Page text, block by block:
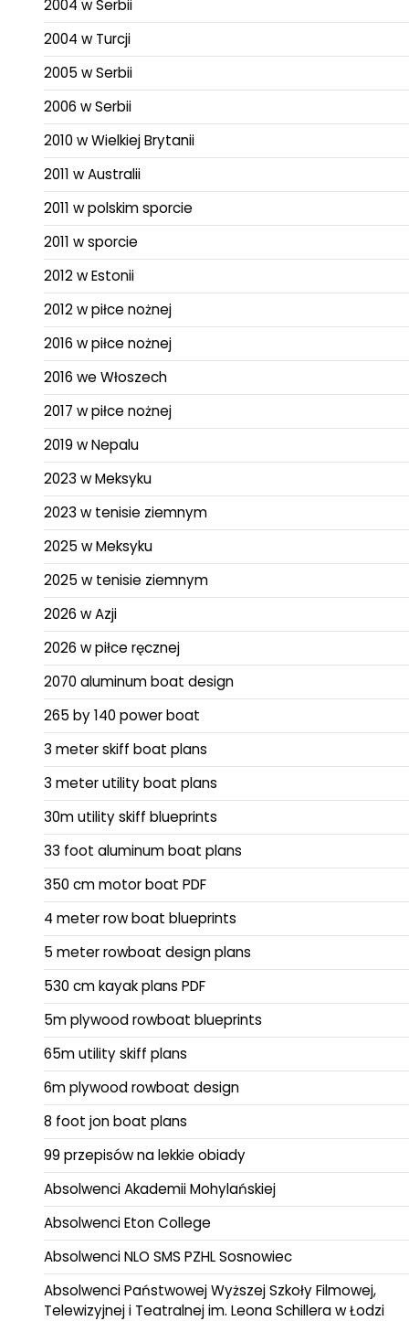
2004 w Serbii
2004 w Turcji
2005 w Serbii
2006 w Serbii
2010 w Wielkiej Brytanii
2011 w Australii
2011 w polskim sporcie
2011 w sporcie
2012 w Estonii
2012 w piłce nożnej
2016 w piłce nożnej
2016 we Włoszech
2017 w piłce nożnej
2019 w Nepalu
2023 w Meksyku
2023 w tenisie ziemnym
2025 w Meksyku
2025 w tenisie ziemnym
2026 w Azji
2026 w piłce ręcznej
2070 aluminum boat design
265 by 140 power boat
3 meter skiff boat plans
3 meter utility boat plans
30m utility skiff blueprints
33 foot aluminum boat plans
350 cm motor boat PDF
4 meter row boat blueprints
5 meter rowboat design plans
530 cm kayak plans PDF
5m plywood rowboat blueprints
65m utility skiff plans
6m plywood rowboat design
8 foot jon boat plans
99 przepisów na lekkie obiady
Absolwenci Akademii Mohylańskiej
Absolwenci Eton College
Absolwenci NLO SMS PZHL Sosnowiec
Absolwenci Państwowej Wyższej Szkoły Filmowej,
Telewizyjnej i Teatralnej im. Leona Schillera w Łodzi